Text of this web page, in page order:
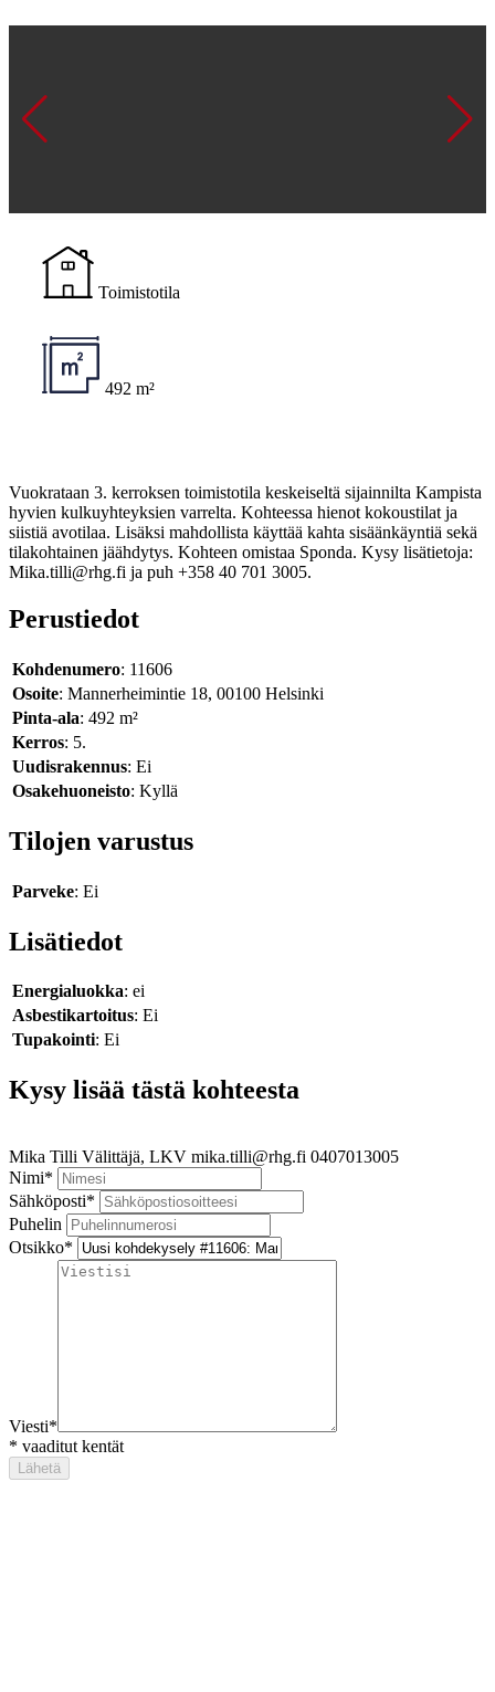
Toimistotila
492 m²
Vuokrataan 3. kerroksen toimistotila keskeiseltä sijainnilta Kampista
hyvien kulkuyhteyksien varrelta. Kohteessa hienot kokoustilat ja
siistiä avotilaa. Lisäksi mahdollista käyttää kahta sisäänkäyntiä sekä
tilakohtainen jäähdytys. Kohteen omistaa Sponda. Kysy lisätietoja:
Mika.tilli@rhg.fi ja puh +358 40 701 3005.
Perustiedot
Kohdenumero: 11606
Osoite: Mannerheimintie 18, 00100 Helsinki
Pinta-ala: 492 m²
Kerros: 5.
Uudisrakennus: Ei
Osakehuoneisto: Kyllä
Tilojen varustus
Parveke: Ei
Lisätiedot
Energialuokka: ei
Asbestikartoitus: Ei
Tupakointi: Ei
Kysy lisää tästä kohteesta
Mika Tilli Välittäjä, LKV mika.tilli@rhg.fi 0407013005
Nimi*
Sähköposti*
Puhelin
Otsikko*
Viesti*
* vaaditut kentät